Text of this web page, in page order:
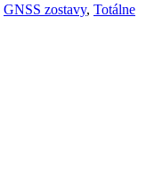
GNSS zostavy, Totálne